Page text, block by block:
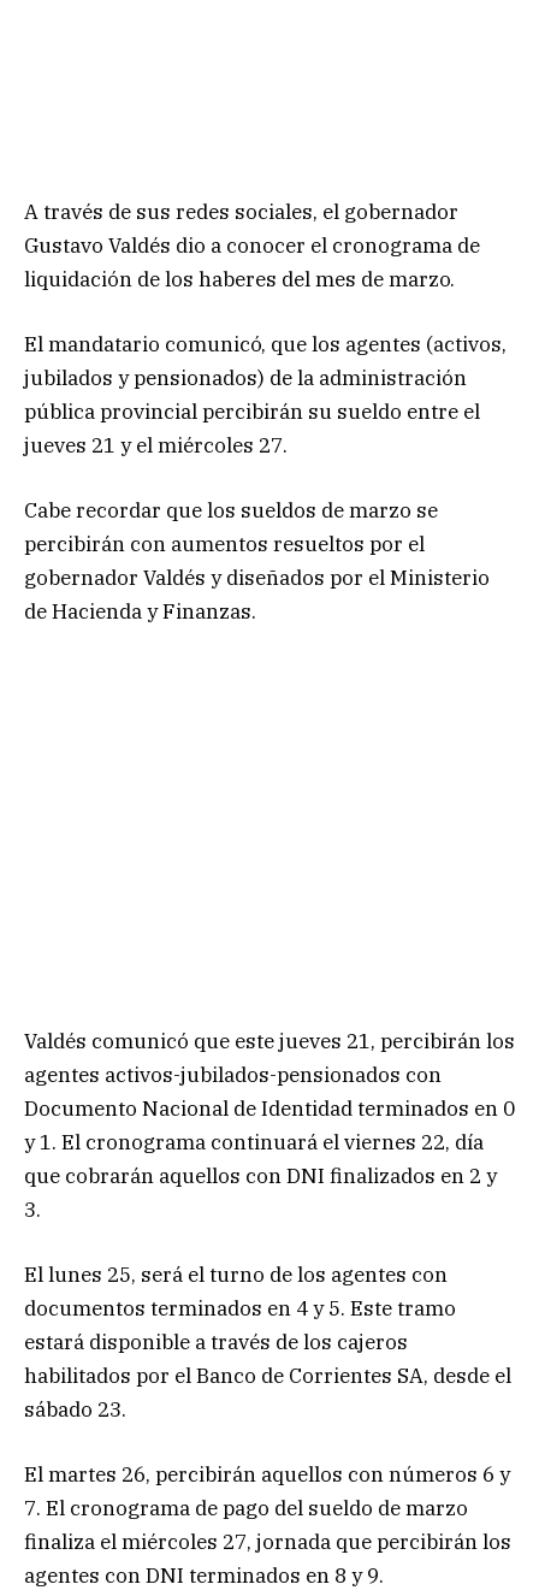
A través de sus redes sociales, el gobernador
Gustavo Valdés dio a conocer el cronograma de
liquidación de los haberes del mes de marzo.
El mandatario comunicó, que los agentes (activos,
jubilados y pensionados) de la administración
pública provincial percibirán su sueldo entre el
jueves 21 y el miércoles 27.
Cabe recordar que los sueldos de marzo se
percibirán con aumentos resueltos por el
gobernador Valdés y diseñados por el Ministerio
de Hacienda y Finanzas.
Valdés comunicó que este jueves 21, percibirán los
agentes activos-jubilados-pensionados con
Documento Nacional de Identidad terminados en 0
y 1. El cronograma continuará el viernes 22, día
que cobrarán aquellos con DNI finalizados en 2 y
3.
El lunes 25, será el turno de los agentes con
documentos terminados en 4 y 5. Este tramo
estará disponible a través de los cajeros
habilitados por el Banco de Corrientes SA, desde el
sábado 23.
El martes 26, percibirán aquellos con números 6 y
7. El cronograma de pago del sueldo de marzo
finaliza el miércoles 27, jornada que percibirán los
agentes con DNI terminados en 8 y 9.